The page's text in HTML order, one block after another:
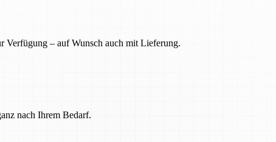
Verfügung – auf Wunsch auch mit Lieferung.
nach Ihrem Bedarf.